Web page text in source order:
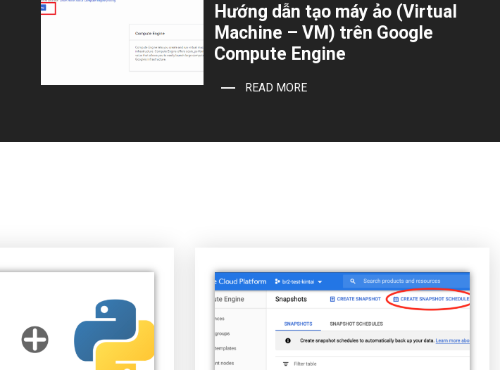
Hướng dẫn tạo máy ảo (Virtual
Machine – VM) trên Google
Compute Engine
READ MORE